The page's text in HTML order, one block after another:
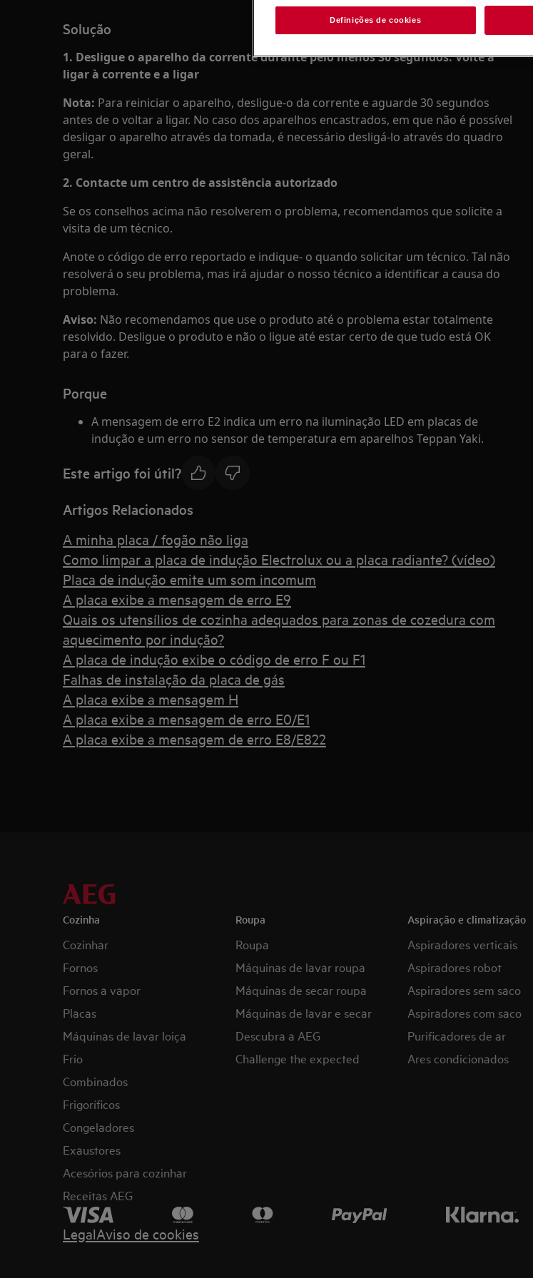
Solução
1. Desligue o aparelho da corrente durante pelo menos 30 segundos. Volte a
ligar à corrente e a ligar
Nota: Para reiniciar o aparelho, desligue-o da corrente e aguarde 30 segundos
antes de o voltar a ligar. No caso dos aparelhos encastrados, em que não é possível
desligar o aparelho através da tomada, é necessário desligá-lo através do quadro
geral.
2. Contacte um centro de assistência autorizado
Se os conselhos acima não resolverem o problema, recomendamos que solicite a
visita de um técnico.
Anote o código de erro reportado e indique- o quando solicitar um técnico. Tal não
resolverá o seu problema, mas irá ajudar o nosso técnico a identificar a causa do
problema.
Aviso: Não recomendamos que use o produto até o problema estar totalmente
resolvido. Desligue o produto e não o ligue até estar certo de que tudo está OK
para o fazer.
Porque
A mensagem de erro E2 indica um erro na iluminação LED em placas de
indução e um erro no sensor de temperatura em aparelhos Teppan Yaki.
Este artigo foi útil?
Artigos Relacionados
A minha placa / fogão não liga
Como limpar a placa de indução Electrolux ou a placa radiante? (vídeo)
Placa de indução emite um som incomum
A placa exibe a mensagem de erro E9
Quais os utensílios de cozinha adequados para zonas de cozedura com
aquecimento por indução?
A placa de indução exibe o código de erro F ou F1
Falhas de instalação da placa de gás
A placa exibe a mensagem H
A placa exibe a mensagem de erro E0/E1
A placa exibe a mensagem de erro E8/E822
Cozinha
Cozinhar
Fornos
Fornos a vapor
Placas
Máquinas de lavar loiça
Frio
Combinados
Frigoríficos
Congeladores
Exaustores
Acesórios para cozinhar
Receitas AEG
Roupa
Roupa
Máquinas de lavar roupa
Máquinas de secar roupa
Máquinas de lavar e secar
Descubra a AEG
Challenge the expected
Aspiração e climatização
Aspiradores verticais
Aspiradores robot
Aspiradores sem saco
Aspiradores com saco
Purificadores de ar
Ares condicionados
LegalAviso de cookies
Definições de cookies